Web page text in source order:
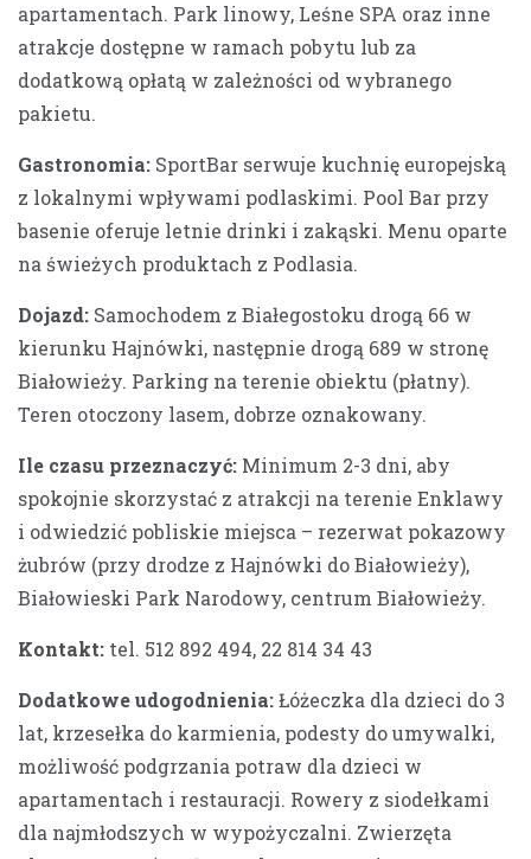
apartamentach. Park linowy, Leśne SPA oraz inne
atrakcje dostępne w ramach pobytu lub za
dodatkową opłatą w zależności od wybranego
pakietu.
Gastronomia: SportBar serwuje kuchnię europejską
z lokalnymi wpływami podlaskimi. Pool Bar przy
basenie oferuje letnie drinki i zakąski. Menu oparte
na świeżych produktach z Podlasia.
Dojazd: Samochodem z Białegostoku drogą 66 w
kierunku Hajnówki, następnie drogą 689 w stronę
Białowieży. Parking na terenie obiektu (płatny).
Teren otoczony lasem, dobrze oznakowany.
Ile czasu przeznaczyć: Minimum 2-3 dni, aby
spokojnie skorzystać z atrakcji na terenie Enklawy
i odwiedzić pobliskie miejsca – rezerwat pokazowy
żubrów (przy drodze z Hajnówki do Białowieży),
Białowieski Park Narodowy, centrum Białowieży.
Kontakt: tel. 512 892 494, 22 814 34 43
Dodatkowe udogodnienia:Łóżeczka dla dzieci do 3
lat, krzesełka do karmienia, podesty do umywalki,
możliwość podgrzania potraw dla dzieci w
apartamentach i restauracji. Rowery z siodełkami
dla najmłodszych w wypożyczalni. Zwierzęta